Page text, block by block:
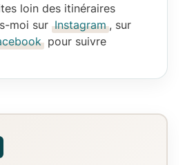
loin des itinéraires
moi sur Instagram , sur
pour suivre